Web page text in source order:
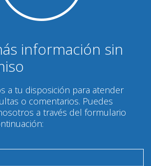
información sin
a tu disposición para atender
o comentarios. Puedes
a través del formulario